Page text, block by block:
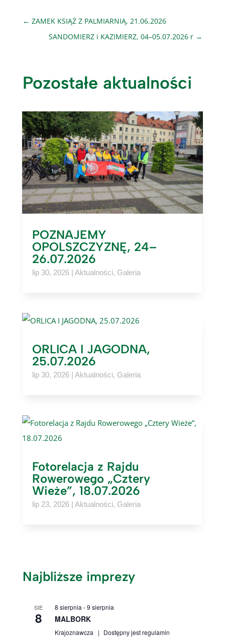
← ZAMEK KSIĄŻ Z PALMIARNIĄ, 21.06.2026
SANDOMIERZ i KAZIMIERZ, 04–05.07.2026 r →
Pozostałe aktualności
POZNAJEMY
OPOLSZCZYZNĘ, 24–
26.07.2026
lip 30, 2026| Aktualności, Galeria
ORLICA I JAGODNA,
25.07.2026
lip 30, 2026| Aktualności, Galeria
Fotorelacja z Rajdu
Rowerowego „Cztery
Wieże”, 18.07.2026
lip 23, 2026| Aktualności, Galeria
Najbliższe imprezy
SIE
8
8 sierpnia -9 sierpnia
MALBORK
Krajoznawcza Dostępny jest regulamin